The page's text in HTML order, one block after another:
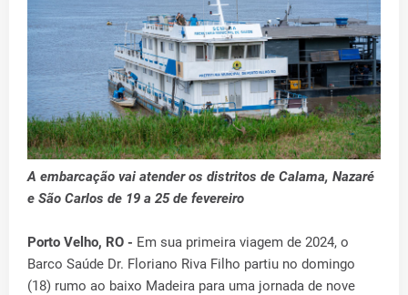
A embarcação vai atender os distritos de Calama, Nazaré
e São Carlos de 19 a 25 de fevereiro
Porto Velho, RO - Em sua primeira viagem de 2024, o
Barco Saúde Dr. Floriano Riva Filho partiu no domingo
(18) rumo ao baixo Madeira para uma jornada de nove